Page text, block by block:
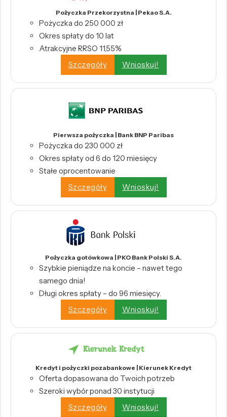
Pożyczka Przekorzystna | Pekao S.A.
Pożyczka do 250 000 zł
Okres spłaty do 10 lat
Atrakcyjne RRSO 11,55%
Szczegóły
Wnioskuj!
Pierwsza pożyczka | Bank BNP Paribas
Pożyczka do 230 000 zł
Okres spłaty od 6 do 120 miesięcy
Stałe oprocentowanie
Szczegóły
Wnioskuj!
Pożyczka gotówkowa | PKO Bank Polski S.A.
Szybkie pieniądze na koncie – nawet tego
samego dnia!
Długi okres spłaty – do 96 miesięcy.
Szczegóły
Wnioskuj!
Kredyt i pożyczki pozabankowe | Kierunek Kredyt
Oferta dopasowana do Twoich potrzeb
Szeroki wybór ponad 30 instytucji
Szczegóły
Wnioskuj!